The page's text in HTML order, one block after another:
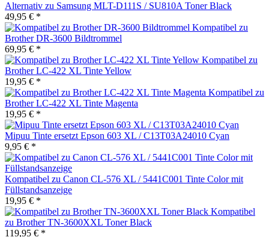
Alternativ zu Samsung MLT-D111S / SU810A Toner Black
49,95 € *
Kompatibel zu
Brother DR-3600 Bildtrommel
69,95 € *
Kompatibel zu
Brother LC-422 XL Tinte Yellow
19,95 € *
Kompatibel zu
Brother LC-422 XL Tinte Magenta
19,95 € *
Mipuu Tinte ersetzt Epson 603 XL / C13T03A24010 Cyan
9,95 € *
Kompatibel zu Canon CL-576 XL / 5441C001 Tinte Color mit
Füllstandsanzeige
19,95 € *
Kompatibel
zu Brother TN-3600XXL Toner Black
119,95 € *